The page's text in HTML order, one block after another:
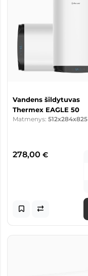
Vandens šildytuvas
Thermex EAGLE 50
Matmenys: 512x284x825
278,00 €